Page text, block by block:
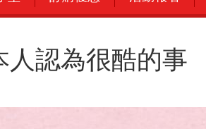
人認為很酷的事